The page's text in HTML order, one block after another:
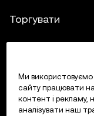
Торгувати
Ми
сайту працювати
контент і рекламу,
аналізувати наш